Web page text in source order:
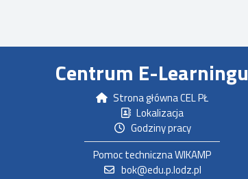
Centrum E-Learningu
Strona główna CEL PŁ
Lokalizacja
Godziny pracy
Pomoc techniczna WIKAMP
bok@edu.p.lodz.pl